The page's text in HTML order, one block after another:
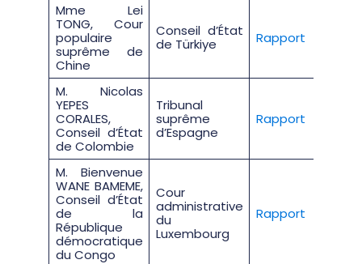
Mme Lei
TONG, Cour
populaire
suprême de
Chine
Conseil d’État
de Türkiye
Rapport
M. Nicolas
YEPES
CORALES,
Conseil d’État
de Colombie
Tribunal
suprême
d’Espagne
Rapport
M. Bienvenue
WANE BAMEME,
Conseil d’État
de la
République
démocratique
du Congo
Cour
administrative
du
Luxembourg
Rapport